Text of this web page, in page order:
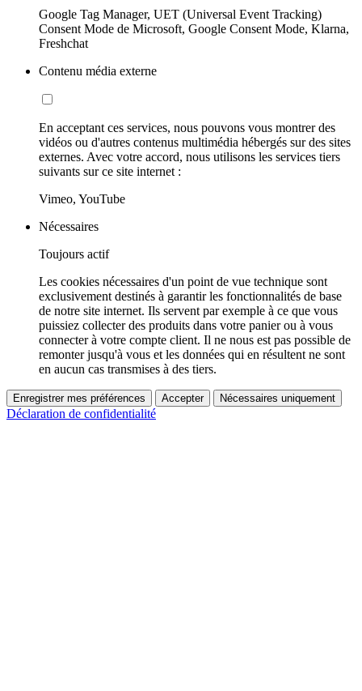
Google Tag Manager, UET (Universal Event Tracking)
Consent Mode de Microsoft, Google Consent Mode, Klarna,
Freshchat
Contenu média externe
En acceptant ces services, nous pouvons vous montrer des
vidéos ou d'autres contenus multimédia hébergés sur des sites
externes. Avec votre accord, nous utilisons les services tiers
suivants sur ce site internet :
Vimeo, YouTube
Nécessaires
Toujours actif
Les cookies nécessaires d'un point de vue technique sont
exclusivement destinés à garantir les fonctionnalités de base
de notre site internet. Ils servent par exemple à ce que vous
puissiez collecter des produits dans votre panier ou à vous
connecter à votre compte client. Il ne nous est pas possible de
remonter jusqu'à vous et les données qui en résultent ne sont
en aucun cas transmises à des tiers.
Enregistrer mes préférences Accepter Nécessaires uniquement
Déclaration de confidentialité